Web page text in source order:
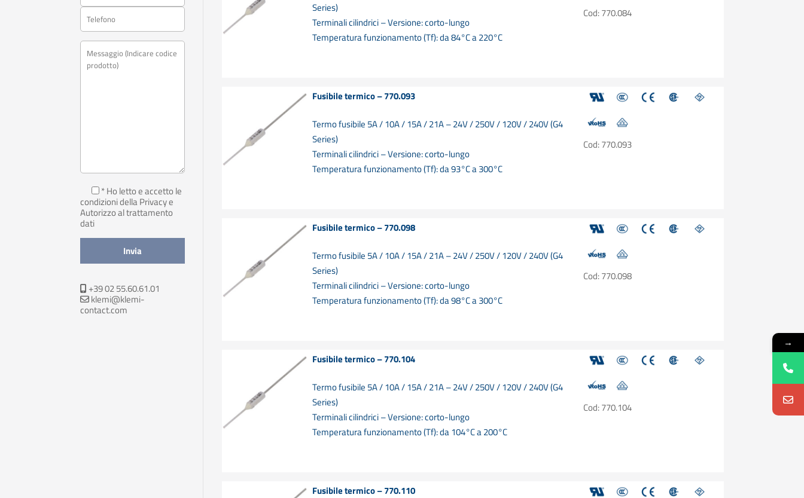
Series)
Terminali cilindrici – Versione: corto-lungo
Temperatura funzionamento (Tf): da 84°C a 220°C
Cod: 770.084
Fusibile termico – 770.093
Termo fusibile 5A / 10A / 15A / 21A – 24V / 250V / 120V / 240V (G4
Series)
Terminali cilindrici – Versione: corto-lungo
Temperatura funzionamento (Tf): da 93°C a 300°C
Cod: 770.093
Fusibile termico – 770.098
Termo fusibile 5A / 10A / 15A / 21A – 24V / 250V / 120V / 240V (G4
Series)
Terminali cilindrici – Versione: corto-lungo
Temperatura funzionamento (Tf): da 98°C a 300°C
Cod: 770.098
Fusibile termico – 770.104
Termo fusibile 5A / 10A / 15A / 21A – 24V / 250V / 120V / 240V (G4
Series)
Terminali cilindrici – Versione: corto-lungo
Temperatura funzionamento (Tf): da 104°C a 200°C
Cod: 770.104
Fusibile termico – 770.110
* Ho letto e accetto le
condizioni della Privacye
Autorizzo al trattamento
dati
+39 02 55.60.61.01
klemi@klemi-
contact.com
→